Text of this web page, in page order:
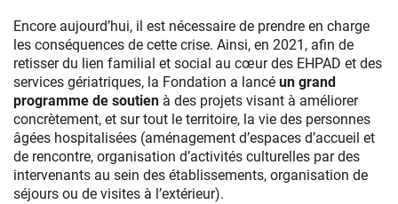
Encore aujourd’hui, il est nécessaire de prendre en charge
les conséquences de cette crise. Ainsi, en 2021, afin de
retisser du lien familial et social au cœur des EHPAD et des
services gériatriques, la Fondation a lancé un grand
programme de soutien à des projets visant à améliorer
concrètement, et sur tout le territoire, la vie des personnes
âgées hospitalisées (aménagement d’espaces d’accueil et
de rencontre, organisation d’activités culturelles par des
intervenants au sein des établissements, organisation de
séjours ou de visites à l’extérieur).